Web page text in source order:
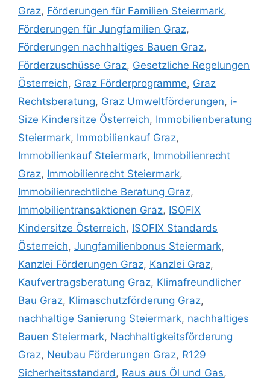
Graz, Förderungen für Familien Steiermark,
Förderungen für Jungfamilien Graz,
Förderungen nachhaltiges Bauen Graz,
Förderzuschüsse Graz, Gesetzliche Regelungen
Österreich, Graz Förderprogramme, Graz
Rechtsberatung, Graz Umweltförderungen, i-
Size Kindersitze Österreich, Immobilienberatung
Steiermark, Immobilienkauf Graz,
Immobilienkauf Steiermark, Immobilienrecht
Graz, Immobilienrecht Steiermark,
Immobilienrechtliche Beratung Graz,
Immobilientransaktionen Graz, ISOFIX
Kindersitze Österreich, ISOFIX Standards
Österreich, Jungfamilienbonus Steiermark,
Kanzlei Förderungen Graz, Kanzlei Graz,
Kaufvertragsberatung Graz, Klimafreundlicher
Bau Graz, Klimaschutzförderung Graz,
nachhaltige Sanierung Steiermark, nachhaltiges
Bauen Steiermark, Nachhaltigkeitsförderung
Graz, Neubau Förderungen Graz, R129
Sicherheitsstandard, Raus aus Öl und Gas,